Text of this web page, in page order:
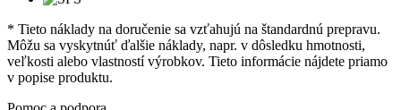
* Tieto náklady na doručenie sa vzťahujú na štandardnú prepravu.
Môžu sa vyskytnúť ďalšie náklady, napr. v dôsledku hmotnosti,
veľkosti alebo vlastností výrobkov. Tieto informácie nájdete priamo
v popise produktu.